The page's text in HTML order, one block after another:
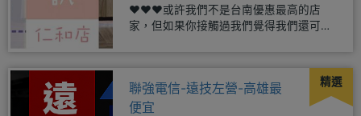
❤️❤️❤️或許我們不是台南優惠最高的店
家，但如果你接觸過我們覺得我們還可
精選
聯強電信-遠技左營-高雄最
便宜